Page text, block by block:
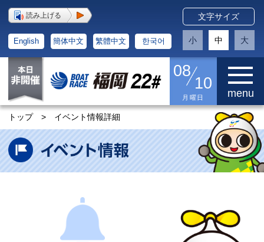
読み上げる
English 簡体中文 繁體中文 한국어
文字サイズ
小 中 大
08
10
月曜日 menu
トップ > イベント情報詳細